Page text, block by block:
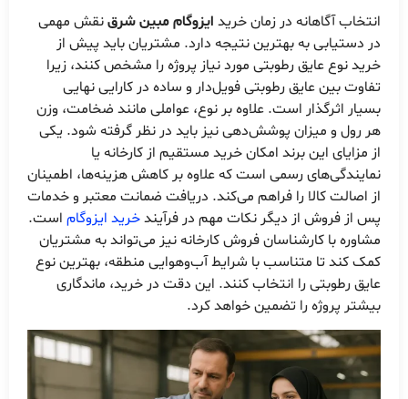
انتخاب آگاهانه در زمان خرید ایزوگام مبین شرقنقش مهمی
در دستیابی به بهترین نتیجه دارد. مشتریان باید پیش از
خرید نوع عایق رطوبتی مورد نیاز پروژه را مشخص کنند، زیرا
تفاوت بین عایق رطوبتی فویل‌دار و ساده در کارایی نهایی
بسیار اثرگذار است. علاوه بر نوع، عواملی مانند ضخامت، وزن
هر رول و میزان پوشش‌دهی نیز باید در نظر گرفته شود. یکی
از مزایای این برند امکان خرید مستقیم از کارخانه یا
نمایندگی‌های رسمی است که علاوه بر کاهش هزینه‌ها، اطمینان
از اصالت کالا را فراهم می‌کند. دریافت ضمانت معتبر و خدمات
پس از فروش از دیگر نکات مهم در فرآیندخرید ایزوگام است.
مشاوره با کارشناسان فروش کارخانه نیز می‌تواند به مشتریان
کمک کند تا متناسب با شرایط آب‌وهوایی منطقه، بهترین نوع
عایق رطوبتی را انتخاب کنند. این دقت در خرید، ماندگاری
بیشتر پروژه را تضمین خواهد کرد.